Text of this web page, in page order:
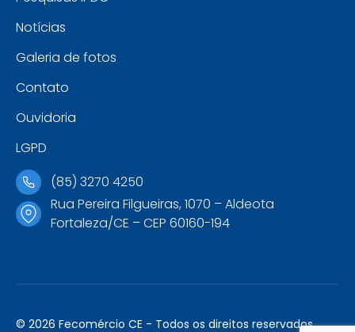
Notícias
Galeria de fotos
Contato
Ouvidoria
LGPD
(85) 3270 4250
Rua Pereira Filgueiras, 1070 – Aldeota
Fortaleza/CE – CEP 60160-194
© 2026 Fecomércio CE - Todos os direitos reservados.